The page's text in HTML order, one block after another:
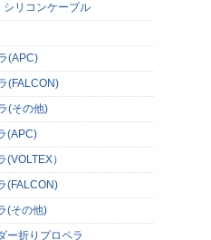
シリコンケーブル
(APC)
(FALCON)
(その他)
(APC)
(VOLTEX）
(FALCON)
(その他)
ー折りプロペラ